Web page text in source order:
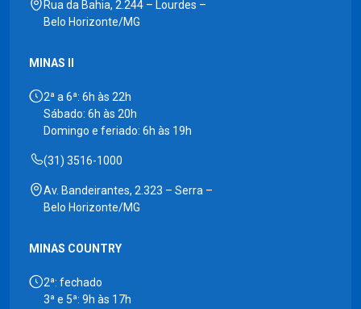
Rua da Bahia, 2.244 – Lourdes –
Belo Horizonte/MG
MINAS II
2ª a 6ª: 6h às 22h
Sábado: 6h às 20h
Domingo e feriado: 6h às 19h
(31) 3516-1000
Av. Bandeirantes, 2.323 – Serra –
Belo Horizonte/MG
MINAS COUNTRY
2ª: fechado
3ª e 5ª: 9h às 17h